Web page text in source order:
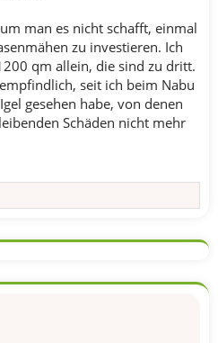
man es nicht schafft, einmal
zu investieren. Ich
qm allein, die sind zu dritt.
seit ich beim Nabu
gesehen habe, von denen
Schäden nicht mehr